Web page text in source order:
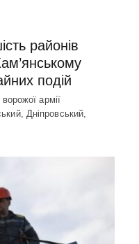
районів
подій
армії
Дніпровський,